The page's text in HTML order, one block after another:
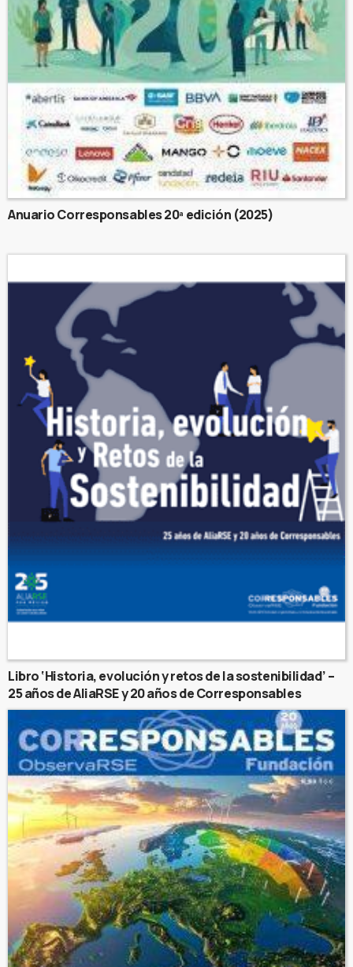
Anuario Corresponsables 20ª edición (2025)
Libro ‘Historia, evolución y retos de la sostenibilidad’ –
25 años de AliaRSE y 20 años de Corresponsables